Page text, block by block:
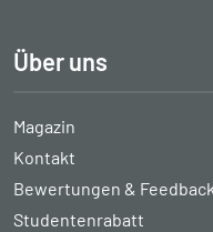
Über uns
Magazin
Kontakt
Bewertungen & Feedback
Studentenrabatt